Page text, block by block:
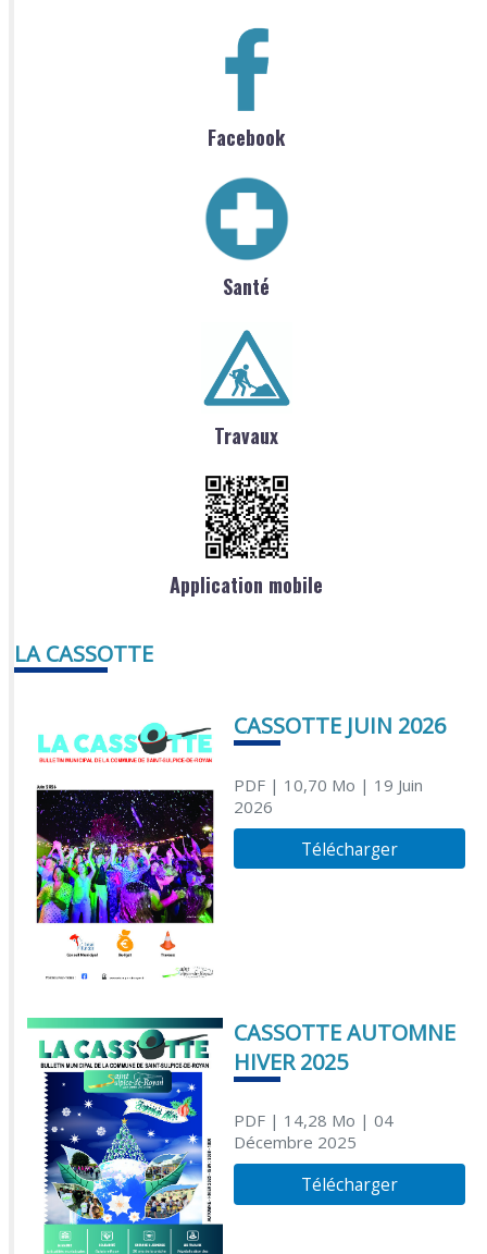
Facebook
Santé
Travaux
Application mobile
LA CASSOTTE
CASSOTTE JUIN 2026
PDF| 10,70 Mo | 19 Juin
2026
Télécharger
CASSOTTE AUTOMNE
HIVER 2025
PDF| 14,28 Mo | 04
Décembre 2025
Télécharger